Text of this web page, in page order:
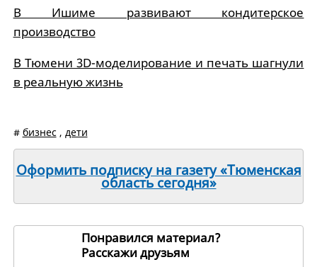
В Ишиме развивают кондитерское
производство
В Тюмени 3D-моделирование и печать шагнули
в реальную жизнь
# бизнес , дети
Оформить подписку на газету «Тюменская
область сегодня»
Понравился материал?
Расскажи друзьям